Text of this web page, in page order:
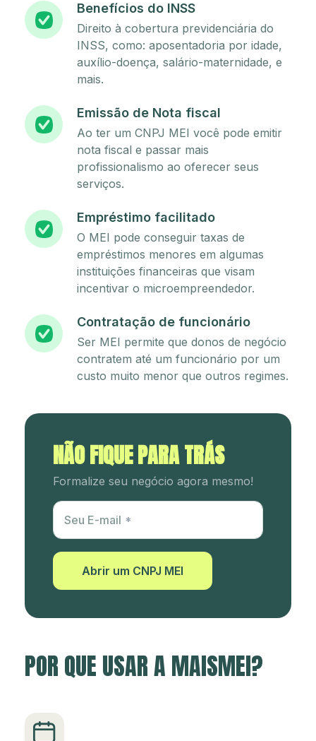
Benefícios do INSS
Direito à cobertura previdenciária do
INSS, como: aposentadoria por idade,
auxílio-doença, salário-maternidade, e
mais.
Emissão de Nota fiscal
Ao ter um CNPJ MEI você pode emitir
nota fiscal e passar mais
profissionalismo ao oferecer seus
serviços.
Empréstimo facilitado
O MEI pode conseguir taxas de
empréstimos menores em algumas
instituições financeiras que visam
incentivar o microempreendedor.
Contratação de funcionário
Ser MEI permite que donos de negócio
contratem até um funcionário por um
custo muito menor que outros regimes.
NÃO FIQUE PARA TRÁS
Formalize seu negócio agora mesmo!
Utm Content
Seu E-mail
Abrir um CNPJ MEI
POR QUE USAR A MAISMEI?